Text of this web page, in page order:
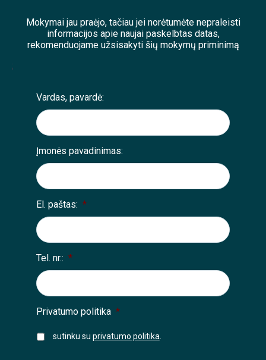
Mokymai jau praėjo, tačiau jei norėtumėte nepraleisti
informacijos apie naujai paskelbtas datas,
rekomenduojame užsisakyti šių mokymų priminimą
;
Vardas, pavardė:
Įmonės pavadinimas:
El. paštas: *
Tel. nr.: *
Privatumo politika *
sutinku su privatumo politika